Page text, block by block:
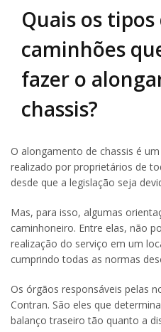
Quais os tipos
caminhões
fazer o
chassis?
O alongamento de chassis é
realizado por proprietários de
desde que a legislação seja
Mas, para isso, algumas
caminhoneiro. Entre elas, não
realização do serviço em um
cumprindo todas as normas
Os órgãos responsáveis pelas
Contran. São eles que
balanço traseiro tão quanto a